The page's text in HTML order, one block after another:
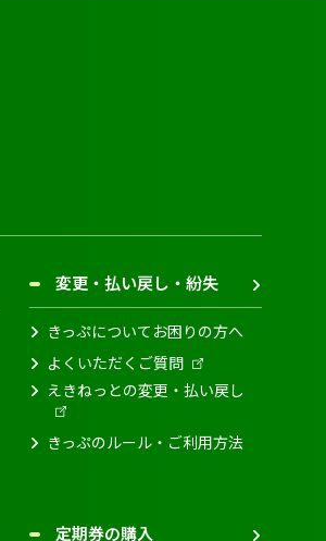
変更・払い戻し・紛失
きっぷについてお困りの方へ
よくいただくご質問
えきねっとの変更・払い戻し
きっぷのルール・ご利用方法
定期券の購入